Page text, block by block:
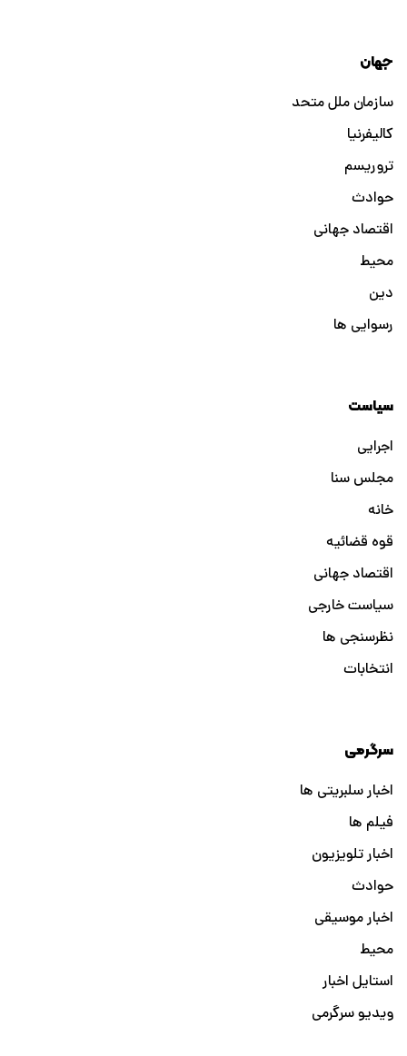
جهان
سازمان ملل متحد
کالیفرنیا
تروریسم
حوادث
اقتصاد جهانی
محیط
دین
رسوایی ها
سیاست
اجرایی
مجلس سنا
خانه
قوه قضائیه
اقتصاد جهانی
سیاست خارجی
نظرسنجی ها
انتخابات
سرگرمی
اخبار سلبریتی ها
فیلم ها
اخبار تلویزیون
حوادث
اخبار موسیقی
محیط
استایل اخبار
ویدیو سرگرمی